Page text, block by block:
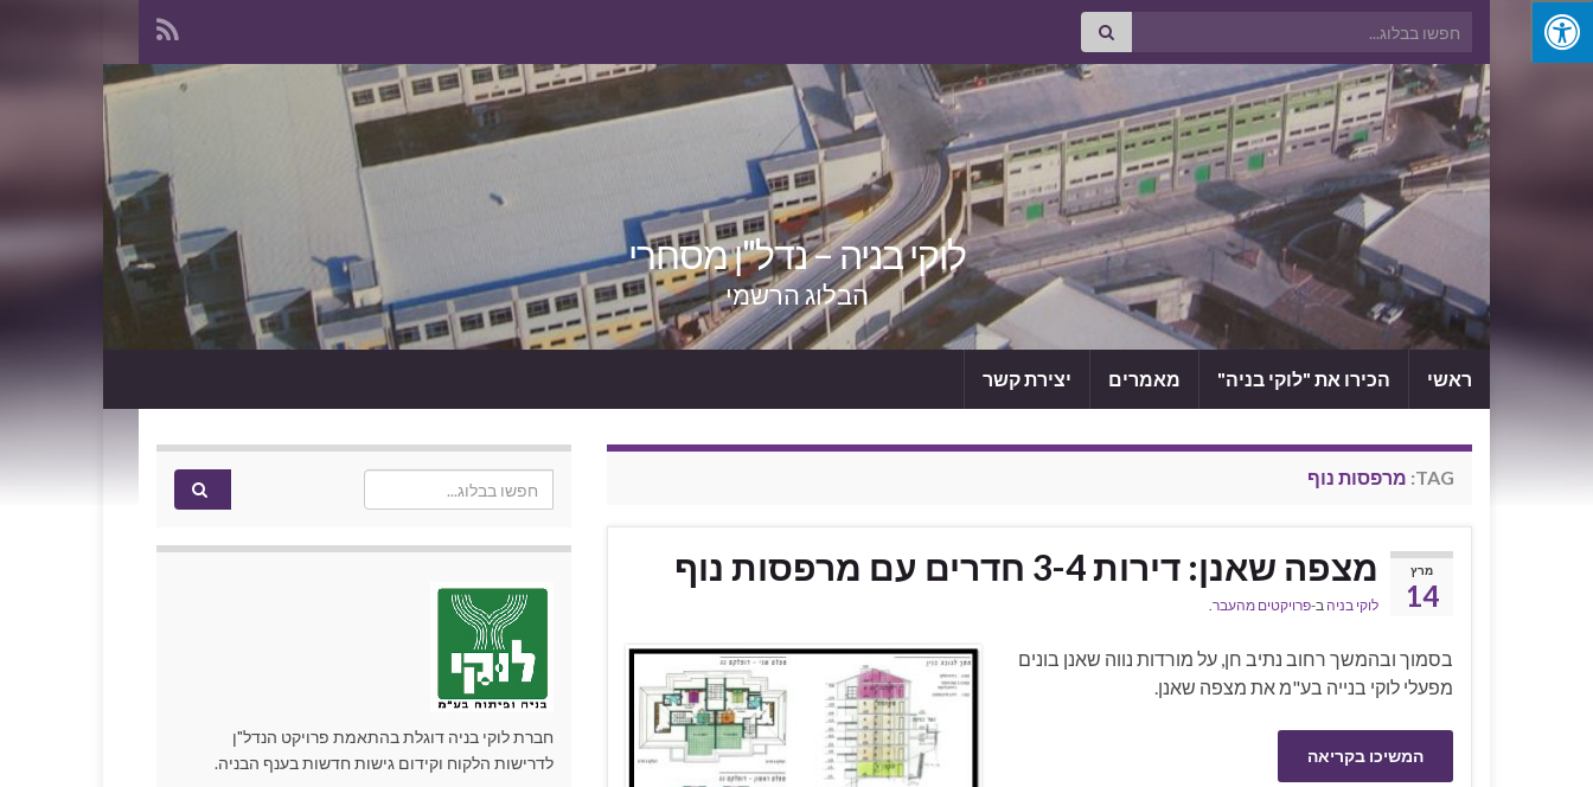
Search for:
לוקי בניה – נדל"ן מסחרי
הבלוג הרשמי
ראשי הכירו את "לוקי בניה" מאמרים יצירת קשר
TAG: מרפסות נוף
מרץ
14
מצפה שאנן: דירות 3-4 חדרים עם מרפסות נוף
לוקי בניה ב-פרויקטים מהעבר.
בסמוך ובהמשך רחוב נתיב חן, על מורדות נווה שאנן בונים
מפעלי לוקי בנייה בע"מ את מצפה שאנן.
המשיכו בקריאה
Search for:
חברת לוקי בניה דוגלת בהתאמת פרויקט הנדל"ן
לדרישות הלקוח וקידום גישות חדשות בענף הבניה.